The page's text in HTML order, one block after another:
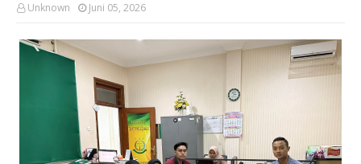
Unknown Juni 05, 2026